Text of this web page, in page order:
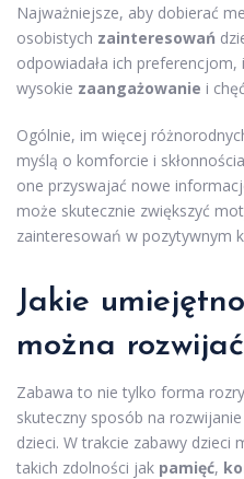
Najważniejsze, aby dobierać
osobistych zainteresowań
odpowiadała ich
wysokie zaangażowanie i
Ogólnie, im więcej
myślą o komforcie i
one przyswajać nowe
może skutecznie zwiększyć
zainteresowań w pozytywnym
Jakie
można
Zabawa to nie tylko forma
skuteczny sposób na
dzieci. W trakcie zabawy
takich zdolności jak pamięć,